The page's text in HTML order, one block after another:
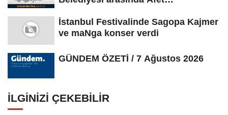
İstanbul Festivalinde Sagopa Kajmer
ve maNga konser verdi
GÜNDEM ÖZETİ / 7 Ağustos 2026
İLGINIZI ÇEKEBILIR